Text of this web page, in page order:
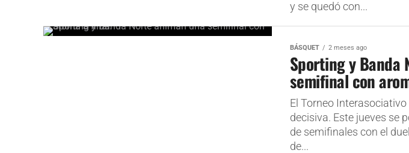
y se quedó con...
BÁSQUET 2 meses ago
Sporting y Banda
semifinal con
El Torneo
decisiva. Este jueves se
de semifinales con el
de...